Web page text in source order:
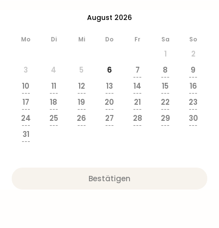
August 2026
Mo Di Mi Do Fr Sa So
1
2
3
4 5 6 7
---
8
---
9
---
10
---
11
---
12
---
13
---
14
---
15
---
16
---
17
---
18
---
19
---
20
---
21
---
22
---
23
---
24
---
25
---
26
---
27
---
28
---
29
---
30
---
31
---
Bestätigen